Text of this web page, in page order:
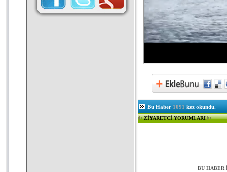
Bu Haber 1091 kez okundu.
ZİYARETCİ YORUMLARI
BU HABER